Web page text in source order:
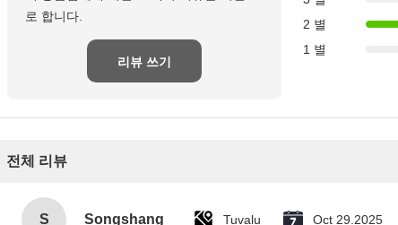
로 합니다.
리뷰 쓰기
2 별
1 별
전체 리뷰
S Songshang Tuvalu Oct 29.2025